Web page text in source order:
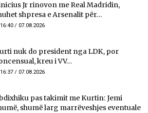
Jr rinovon me Real Madridin,
shpresa e Arsenalit për...
16:40 / 07.08.2026
nuk do president nga LDK, por
kreu i VV...
16:37 / 07.08.2026
pas takimit me Kurtin: Jemi
shumë larg marrëveshjes eventuale